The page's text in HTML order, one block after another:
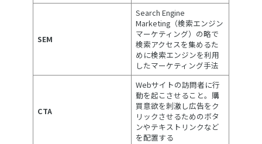
SEM
Search Engine
Marketing（検索エンジン
マーケティング）の略で
検索アクセスを集めるた
めに検索エンジンを利用
したマーケティング手法
CTA
Webサイトの訪問者に行
動を起こさせること。購
買意欲を刺激し広告をク
リックさせるためのボタ
ンやテキストリンクなど
を配置する